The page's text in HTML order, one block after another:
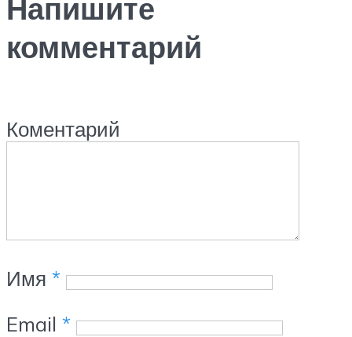
Напишите
комментарий
Коментарий
Имя *
Email *